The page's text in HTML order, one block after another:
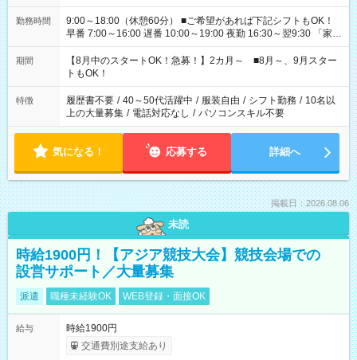
勤務時間
9:00～18:00（休憩60分） ■ご希望があれば下記シフトもOK！
早番 7:00～16:00 遅番 10:00～19:00 夜勤 16:30～翌9:30 「家族
と休みを合わせたい」 「余裕を持って夕飯の準備がしたい」
「できれば残業はしたくない」 など、ご希望を教えてください
ね。 ※Wワーク希望の方へ 今ご覧のお仕事で希望する勤務時間
と、もう1つのお仕事の勤務時間。 合計で週40時間を超える場
合は応募できません。
期間
【8月中のスタートOK！急募！】2カ月～ ■8月～、9月スター
トもOK！
特徴 履歴書不要 / 40～50代活躍中 / 服装自由 / シフト勤務 / 10名以
上の大量募集 / 電話対応なし / パソコンスキル不要
気になる！ 応募する 詳細へ
掲載日：2026.08.06
未読
時給1900円！【アジア競技大会】競技会場での
設営サポート／大量募集
派遣 職種未経験OK WEB登録・面接OK
給与
時給1900円
交通費別途支給あり